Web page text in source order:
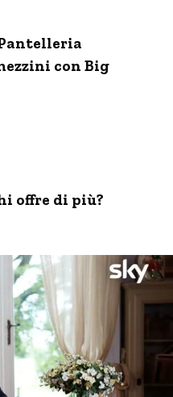
con Big
offre di più?